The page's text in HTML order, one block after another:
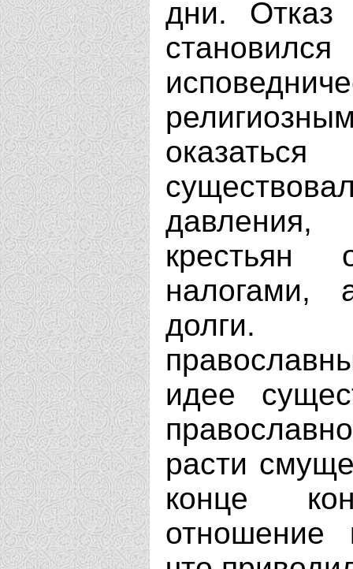
дни. Отказ
давления,
крестьян
налогами,
долги.
идее
расти
конце
отношение